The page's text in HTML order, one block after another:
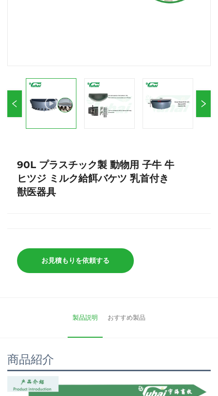
90L プラスチック製 動物用 子牛 牛
ヒツジ ミルク給餌バケツ 乳首付き
獣医器具
お見積もりを依頼する
製品説明 おすすめ製品
商品紹介